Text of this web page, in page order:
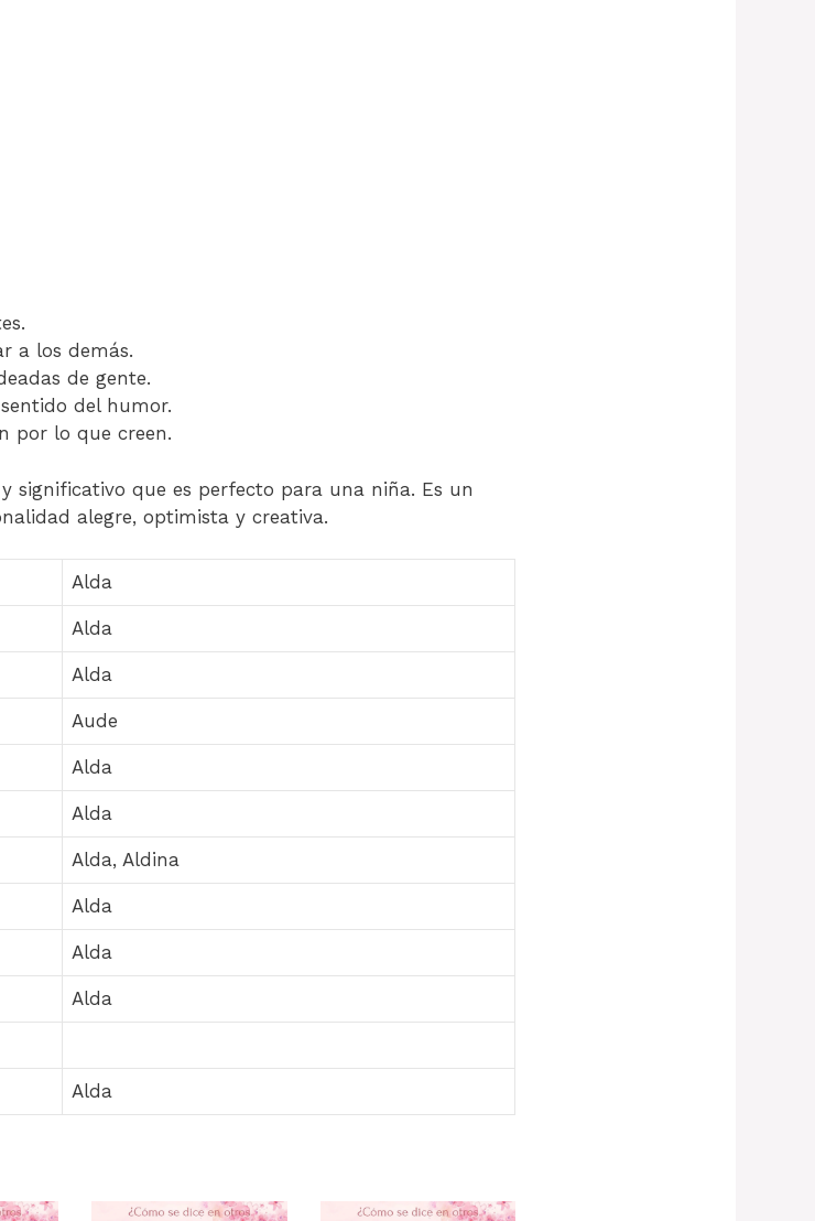
a los demás.
de gente.
del humor.
por lo que creen.
significativo que es perfecto para una niña. Es un
alegre, optimista y creativa.
Alda
Alda
Alda
Aude
Alda
Alda
Alda, Aldina
Alda
Alda
Alda
Alda